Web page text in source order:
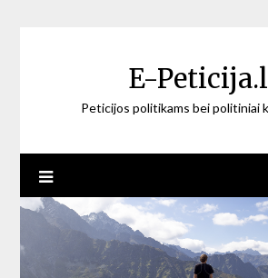
E-
Peticijos politikams bei politiniai